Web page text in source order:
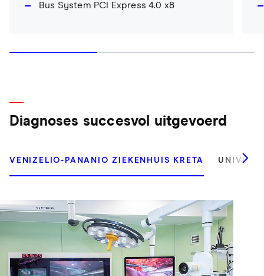
Bus System PCI Express 4.0 x8
Diagnoses succesvol uitgevoerd
VENIZELIO-PANANIO ZIEKENHUIS KRETA